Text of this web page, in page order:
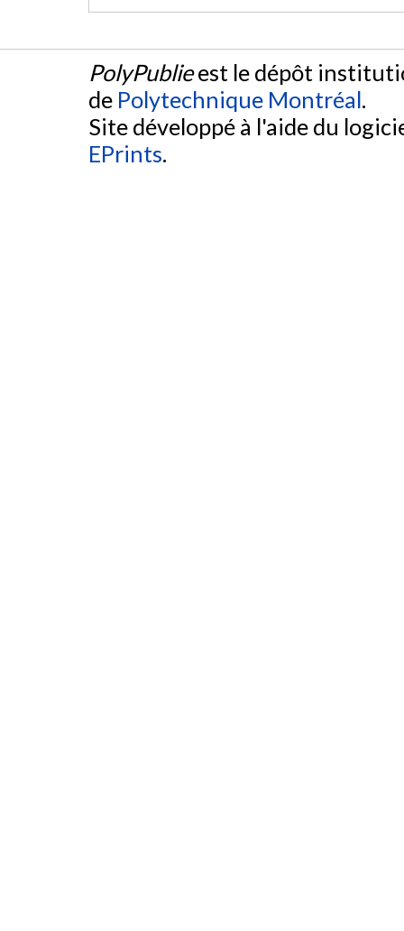
PolyPublieest le dépôt
de Polytechnique Montréal.
Site développé à l'aide du
EPrints.